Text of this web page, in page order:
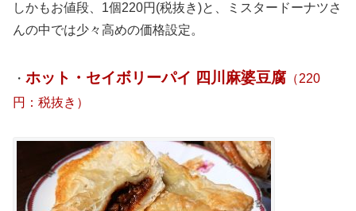
しかもお値段、1個220円(税抜き)と、ミスタードーナツさ
んの中では少々高めの価格設定。
・ ホット・セイボリーパイ 四川麻婆豆腐 （220
円：税抜き）